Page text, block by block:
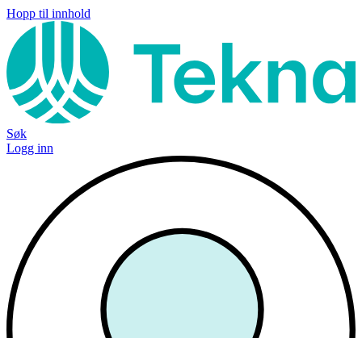
Hopp til innhold
Søk
Logg inn